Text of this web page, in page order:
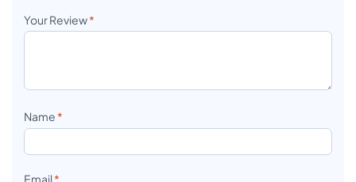
Your Review*
Name*
Email*